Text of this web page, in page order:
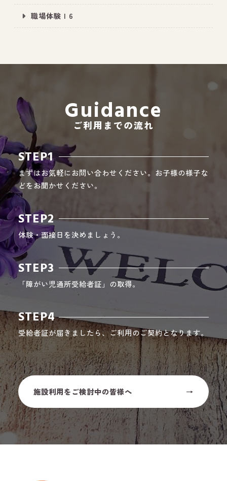
All Peace｜オールピース
職場体験 | 6
Guidance
ご利用までの流れ
STEP1
まずはお気軽にお問い合わせください。お子様の様子な
どをお聞かせください。
STEP2
体験・面接日を決めましょう。
STEP3
「障がい児通所受給者証」の取得。
STEP4
受給者証が届きましたら、ご利用のご契約となります。
施設利用をご検討中の皆様へ